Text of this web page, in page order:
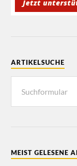
ARTIKELSUCHE
MEIST GELESENE